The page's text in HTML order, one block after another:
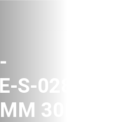
S-0280B-
30MT